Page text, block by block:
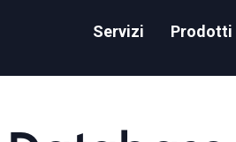
Servizi Prodotti